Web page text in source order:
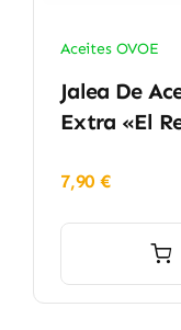
Aceites OVOE
Jalea De
Extra «El
7,90€